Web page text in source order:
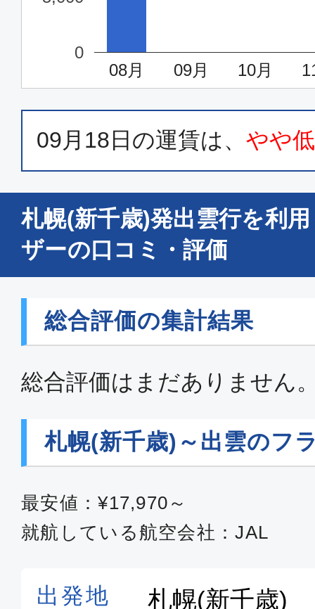
08月 09月 10月
0
09月18日 の運賃は、 やや
札幌(新千歳)発出雲行を利
ザーの口コミ・評価
総合評価の集計結果
総合評価はまだありません
札幌(新千歳)～出雲のフ
最安値：¥17,970～
就航している航空会社：JAL